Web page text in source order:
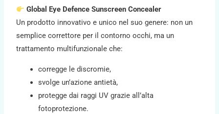
Global Eye Defence Sunscreen Concealer
Un prodotto innovativo e unico nel suo genere: non un
semplice correttore per il contorno occhi, ma un
trattamento multifunzionale che:
corregge le discromie,
svolge un’azione antietà,
protegge dai raggi UV grazie all’alta
fotoprotezione.